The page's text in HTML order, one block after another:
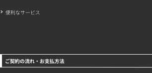
便利なサービス
ご契約の流れ・お支払方法